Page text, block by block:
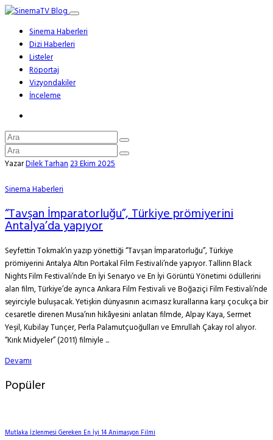
Sinema Haberleri
Dizi Haberleri
Listeler
Röportaj
Vizyondakiler
İnceleme
YazarDilek Tarhan23 Ekim 2025
Sinema Haberleri
“Tavşan İmparatorluğu”, Türkiye prömiyerini
Antalya’da yapıyor
Seyfettin Tokmak’ın yazıp yönettiği “Tavşan İmparatorluğu”, Türkiye
prömiyerini Antalya Altın Portakal Film Festivali’nde yapıyor. Tallinn Black
Nights Film Festivali’nde En İyi Senaryo ve En İyi Görüntü Yönetimi ödüllerini
alan film, Türkiye’de ayrıca Ankara Film Festivali ve Boğaziçi Film Festivali’nde
seyirciyle buluşacak. Yetişkin dünyasının acımasız kurallarına karşı çocukça bir
cesaretle direnen Musa’nın hikâyesini anlatan filmde, Alpay Kaya, Sermet
Yeşil, Kubilay Tunçer, Perla Palamutçuoğulları ve Emrullah Çakay rol alıyor.
“Kırık Midyeler” (2011) filmiyle ...
Devamı
Popüler
Mutlaka İzlenmesi Gereken En İyi 14 Animasyon Filmi